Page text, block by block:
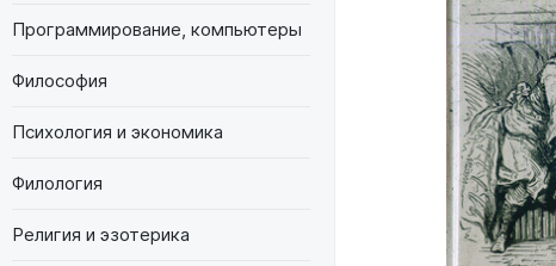
Программирование, компьютеры
Философия
Психология и экономика
Филология
Религия и эзотерика